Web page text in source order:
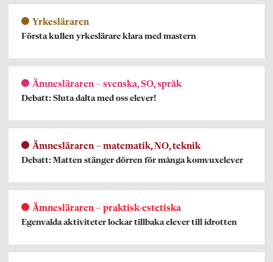
Yrkesläraren
Första kullen yrkeslärare klara med mastern
Ämnesläraren – svenska, SO, språk
Debatt: Sluta dalta med oss elever!
Ämnesläraren – matematik, NO, teknik
Debatt: Matten stänger dörren för många komvuxelever
Ämnesläraren – praktisk-estetiska
Egenvalda aktiviteter lockar tillbaka elever till idrotten